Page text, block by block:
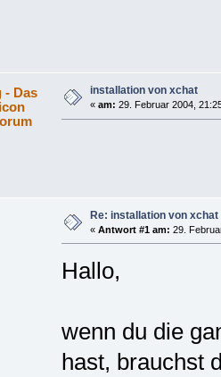
- Das
installation von xchat
« am: 29. Februar 2004,
Re: installation von xchat
« Antwort #1 am: 29.
Hallo,
wenn du die
hast, brauchst